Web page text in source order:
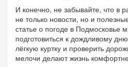
И конечно, не забывайте, что в
не только новости, но и
статье о погоде в Подмосковье
подготовиться к дождливому
лёгкую куртку и проверить
мелочи делают жизнь